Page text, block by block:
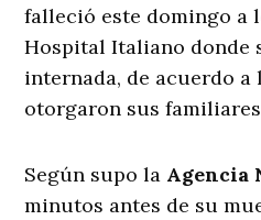
falleció este domingo a
Hospital Italiano donde
internada, de acuerdo
otorgaron sus
Según supo la Agencia
minutos antes de su